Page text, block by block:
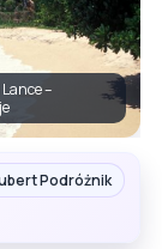
–
Podróżnik